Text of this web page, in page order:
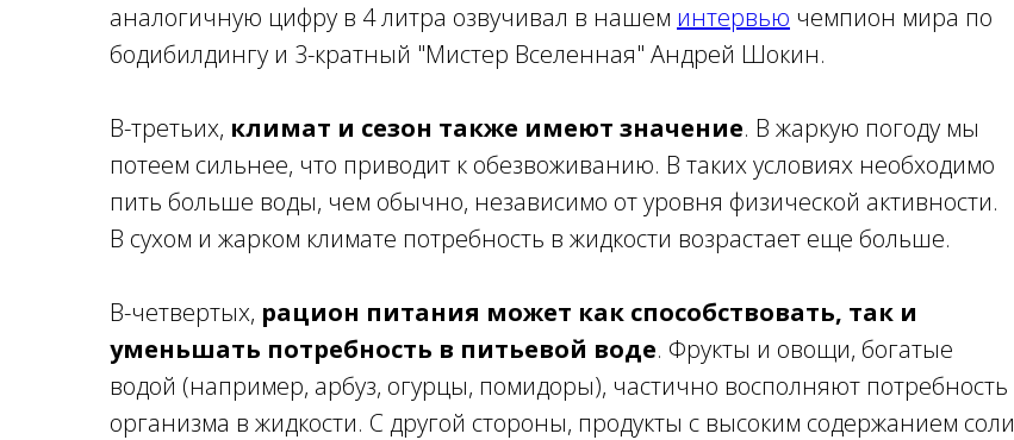
аналогичную цифру в 4 литра озвучивал в нашем интервью чемпион мира по
бодибилдингу и 3-кратный "Мистер Вселенная" Андрей Шокин.
В-третьих, климат и сезон также имеют значение. В жаркую погоду мы
потеем сильнее, что приводит к обезвоживанию. В таких условиях необходимо
пить больше воды, чем обычно, независимо от уровня физической активности.
В сухом и жарком климате потребность в жидкости возрастает еще больше.
В-четвертых, рацион питания может как способствовать, так и
уменьшать потребность в питьевой воде. Фрукты и овощи, богатые
водой (например, арбуз, огурцы, помидоры), частично восполняют потребность
организма в жидкости. С другой стороны, продукты с высоким содержанием соли